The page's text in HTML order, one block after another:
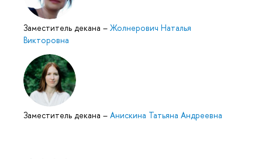
Заместитель декана – Жолнерович Наталья
Викторовна
Заместитель декана – Анискина Татьяна Андреевна